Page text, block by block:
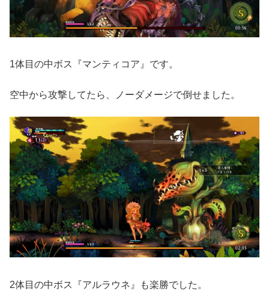
1体目の中ボス『マンティコア』です。
空中から攻撃してたら、ノーダメージで倒せました。
2体目の中ボス『アルラウネ』も楽勝でした。